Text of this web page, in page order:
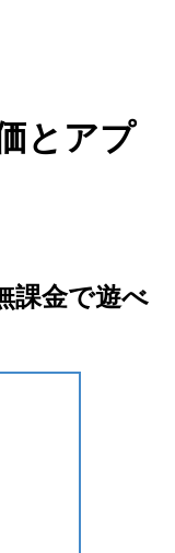
とアプ
課金で遊べ